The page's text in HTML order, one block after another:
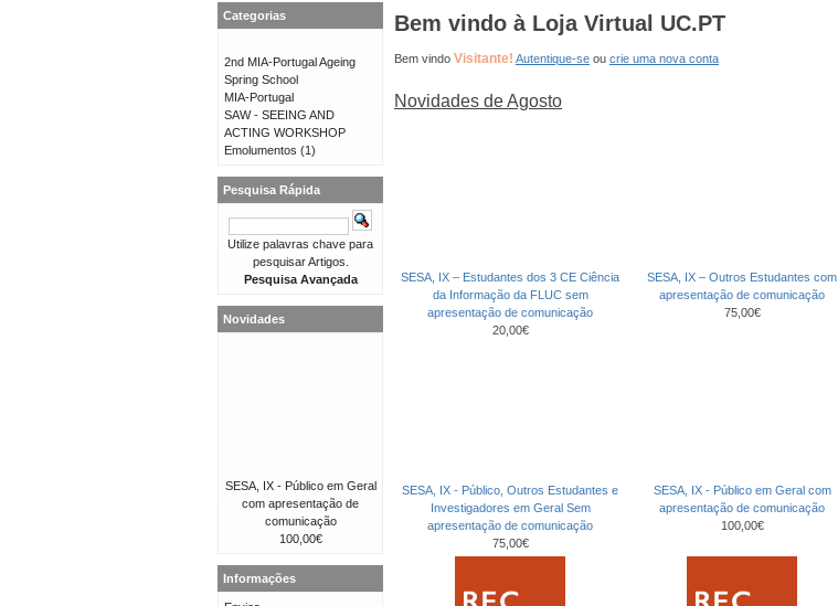
Bem vindo à Loja Virtual UC.PT
Bem vindo Visitante! Autentique-se ou crie uma nova conta
Novidades de Agosto
SESA, IX – Estudantes dos 3 CE Ciência
da Informação da FLUC sem
apresentação de comunicação
20,00€
SESA, IX – Outros Estudantes com
apresentação de comunicação
75,00€
SESA, IX - Público, Outros Estudantes e
Investigadores em Geral Sem
apresentação de comunicação
75,00€
SESA, IX - Público em Geral com
apresentação de comunicação
100,00€
Categorias
2nd MIA-Portugal Ageing
Spring School
MIA-Portugal
SAW - SEEING AND
ACTING WORKSHOP
Emolumentos (1)
Pesquisa Rápida
Utilize palavras chave para
pesquisar Artigos.
Pesquisa Avançada
Novidades
SESA, IX - Público em Geral
com apresentação de
comunicação
100,00€
Informações